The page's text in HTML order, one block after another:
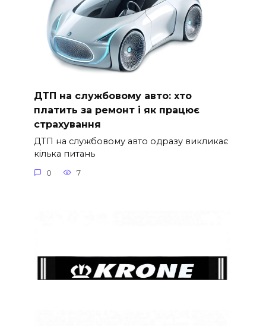
ДТП на службовому авто: хто
платить за ремонт і як працює
страхування
ДТП на службовому авто одразу викликає
кілька питань
0 7